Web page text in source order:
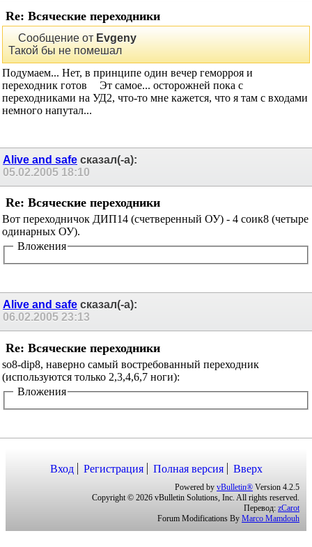
Re: Всяческие переходники
Сообщение отEvgeny
Такой бы не помешал
Подумаем... Нет, в принципе один вечер геморроя и
переходник готов
Эт самое... осторожней пока с
переходниками на УД2, что-то мне кажется, что я там с входами
немного напутал...
Alive and safeсказал(-а):
05.02.2005 18:10
Re: Всяческие переходники
Вот переходничок ДИП14 (счетверенный ОУ) - 4 соик8 (четыре
одинарных ОУ).
Вложения
Alive and safeсказал(-а):
Re: Всяческие переходники
so8-dip8, наверно самый востребованный переходник
(используются только 2,3,4,6,7 ноги):
Вложения
Вход Регистрация Полная версия Вверх
Powered byvBulletin®Version 4.2.5
Copyright © 2026 vBulletin Solutions, Inc. All rights reserved.
Перевод:zCarot
Forum Modifications By